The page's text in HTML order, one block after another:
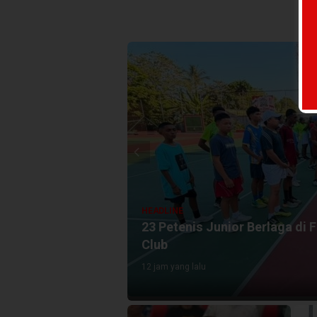
HEADLINE
Kasus Dugaan Penipuan
2 hari yang lalu